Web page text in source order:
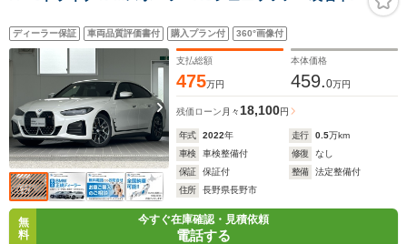
ディーラー保証 車両品質評価書付 購入プラン付 360°画像付
支払総額
475万円
本体価格
459.0万円
残価ローン 月々 18,100円
年式 2022年 走行 0.5万km
車検
車検整備付 修復
なし
保証
保証付 整備
法定整備付
住所
長野県長野市
無
料
今すぐ在庫確認・見積依頼
電話する